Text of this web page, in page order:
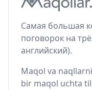
Самая большая
поговорок на
английский).
Maqol va
bir maqol uchta